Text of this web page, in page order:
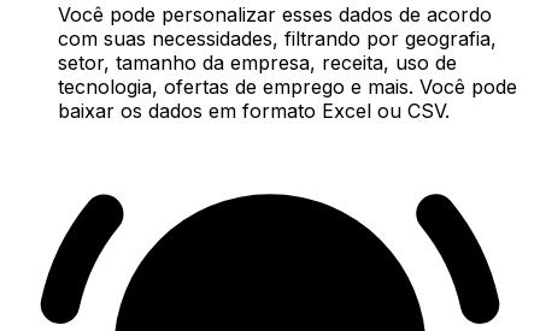
Você pode personalizar esses dados de acordo
com suas necessidades, filtrando por geografia,
setor, tamanho da empresa, receita, uso de
tecnologia, ofertas de emprego e mais. Você pode
baixar os dados em formato Excel ou CSV.